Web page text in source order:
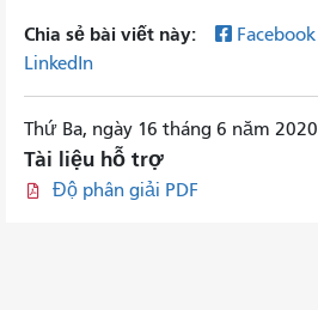
Chia sẻ bài viết này: Facebook
LinkedIn
Thứ Ba, ngày 16 tháng 6 năm 2020
Tài liệu hỗ trợ
Độ phân giải PDF